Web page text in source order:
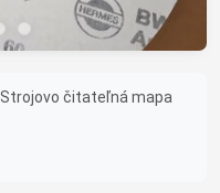
| Strojovo čitateľná mapa